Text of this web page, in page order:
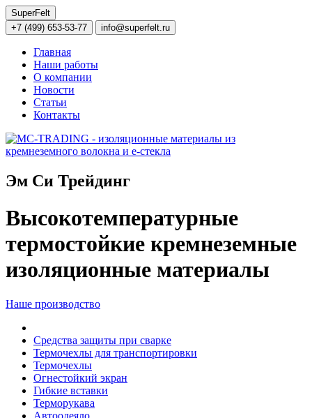
SuperFelt
+7 (499) 653-53-77
info@superfelt.ru
Главная
Наши работы
О компании
Новости
Статьи
Контакты
Эм Си Трейдинг
Высокотемпературные
термостойкие кремнеземные
изоляционные материалы
Наше производство
Средства защиты при сварке
Термочехлы для транспортировки
Термочехлы
Огнестойкий экран
Гибкие вставки
Терморукава
Автоодеяло